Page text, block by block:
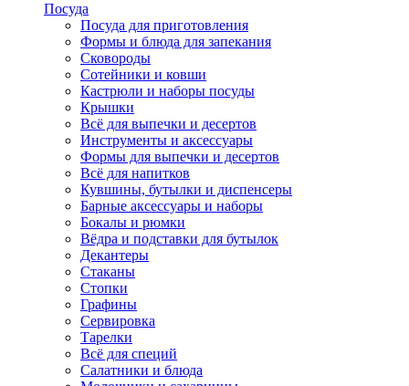
Посуда
Посуда для приготовления
Формы и блюда для запекания
Сковороды
Сотейники и ковши
Кастрюли и наборы посуды
Крышки
Всё для выпечки и десертов
Инструменты и аксессуары
Формы для выпечки и десертов
Всё для напитков
Кувшины, бутылки и диспенсеры
Барные аксессуары и наборы
Бокалы и рюмки
Вёдра и подставки для бутылок
Декантеры
Стаканы
Стопки
Графины
Сервировка
Тарелки
Всё для специй
Салатники и блюда